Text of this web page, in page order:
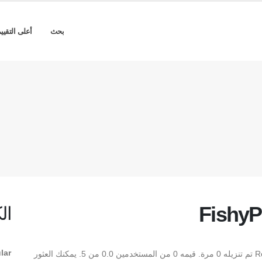
بحث أعلى
** FishyPrint Two AOE Regular ** هو Regular TrueType تم تنزيله 0 مرة. قيمه 0 من المستخدمين 0.0 من 5. يمكنك العثور